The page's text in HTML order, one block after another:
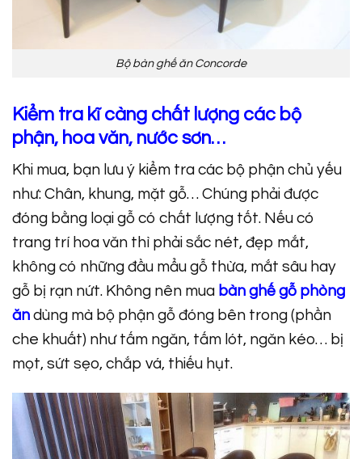
Bộ bàn ghế ăn Concorde
Kiểm tra kĩ càng chất lượng các bộ
phận, hoa văn, nước sơn…
Khi mua, bạn lưu ý kiểm tra các bộ phận chủ yếu
như: Chân, khung, mặt gỗ… Chúng phải được
đóng bằng loại gỗ có chất lượng tốt. Nếu có
trang trí hoa văn thì phải sắc nét, đẹp mắt,
không có những đầu mẩu gỗ thừa, mắt sâu hay
gỗ bị rạn nứt. Không nên mua bàn ghế gỗ phòng
ăn dùng mà bộ phận gỗ đóng bên trong (phần
che khuất) như tấm ngăn, tấm lót, ngăn kéo… bị
mọt, sứt sẹo, chắp vá, thiếu hụt.